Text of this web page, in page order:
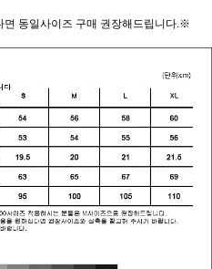
동일사이즈 구매 권장해드립니다.※